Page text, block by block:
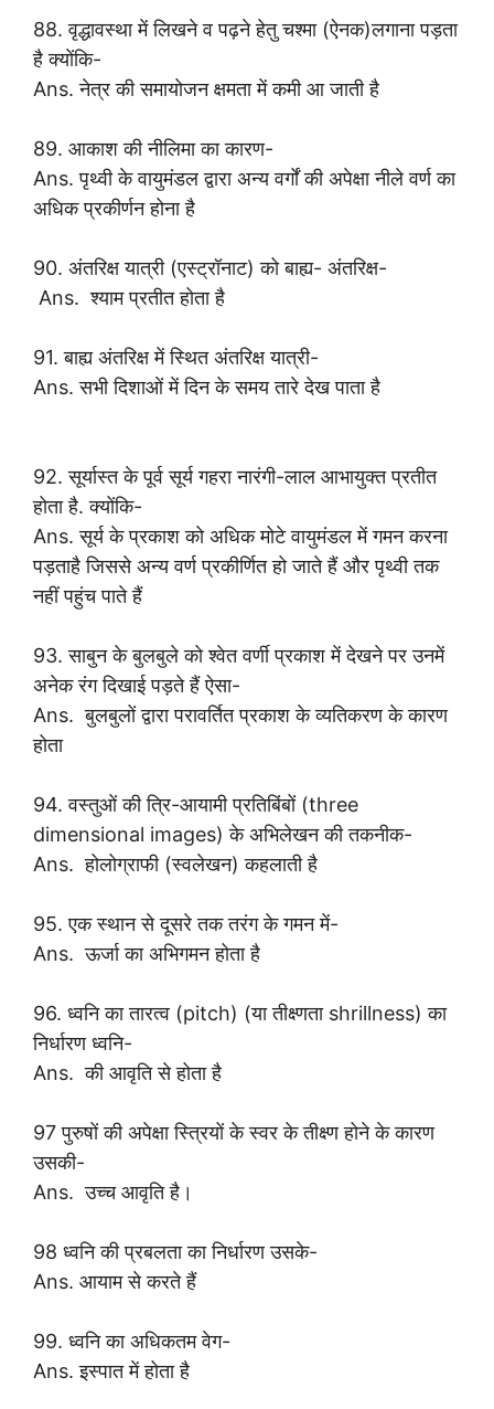
88. वृद्धावस्था में लिखने व पढ़ने हेतु चश्मा (ऐनक)लगाना पड़ता
है क्योंकि-
Ans. नेत्र की समायोजन क्षमता में कमी आ जाती है
89. आकाश की नीलिमा का कारण-
Ans. पृथ्वी के वायुमंडल द्वारा अन्य वर्गों की अपेक्षा नीले वर्ण का
अधिक प्रकीर्णन होना है
90. अंतरिक्ष यात्री (एस्ट्रॉनाट) को बाह्य- अंतरिक्ष-
Ans. श्याम प्रतीत होता है
91. बाह्य अंतरिक्ष में स्थित अंतरिक्ष यात्री-
Ans. सभी दिशाओं में दिन के समय तारे देख पाता है
92. सूर्यास्त के पूर्व सूर्य गहरा नारंगी-लाल आभायुक्त प्रतीत
होता है. क्योंकि-
Ans. सूर्य के प्रकाश को अधिक मोटे वायुमंडल में गमन करना
पड़ताहै जिससे अन्य वर्ण प्रकीर्णित हो जाते हैं और पृथ्वी तक
नहीं पहुंच पाते हैं
93. साबुन के बुलबुले को श्वेत वर्णी प्रकाश में देखने पर उनमें
अनेक रंग दिखाई पड़ते हैं ऐसा-
Ans. बुलबुलों द्वारा परावर्तित प्रकाश के व्यतिकरण के कारण
होता
94. वस्तुओं की त्रि-आयामी प्रतिबिंबों (three
dimensional images) के अभिलेखन की तकनीक-
Ans. होलोग्राफी (स्वलेखन) कहलाती है
95. एक स्थान से दूसरे तक तरंग के गमन में-
Ans. ऊर्जा का अभिगमन होता है
96. ध्वनि का तारत्व (pitch) (या तीक्ष्णता shrillness) का
निर्धारण ध्वनि-
Ans. की आवृति से होता है
97 पुरुषों की अपेक्षा स्त्रियों के स्वर के तीक्ष्ण होने के कारण
उसकी-
Ans. उच्च आवृति है।
98 ध्वनि की प्रबलता का निर्धारण उसके-
Ans. आयाम से करते हैं
99. ध्वनि का अधिकतम वेग-
Ans. इस्पात में होता है